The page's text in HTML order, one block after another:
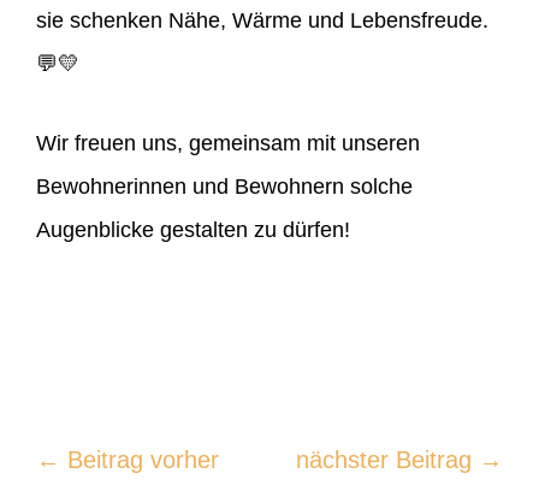
sie schenken Nähe, Wärme und Lebensfreude.
💬💛
Wir freuen uns, gemeinsam mit unseren
Bewohnerinnen und Bewohnern solche
Augenblicke gestalten zu dürfen!
← Beitrag vorher nächster Beitrag →